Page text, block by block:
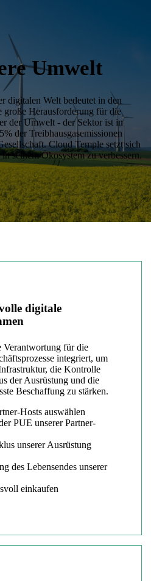
Umwelt
digitalen Welt bedeutet in den
große Herausforderung für die
der Umwelt - der Sektor ist in
der Treibhausgasemissionen
Cloud Temple setzt sich
seinem Ökosystem zu verbessern.
digitale
Verantwortung für die
integriert, um
die Kontrolle
der Ausrüstung und die
Beschaffung zu stärken.
Hosts auswählen
PUE unserer Partner-
unserer Ausrüstung
des Lebensendes unserer
einkaufen